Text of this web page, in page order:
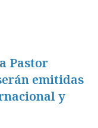
Pastor
emitidas
y